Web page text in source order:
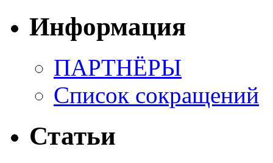
Информация
ПАРТНЁРЫ
Список сокращений
Статьи